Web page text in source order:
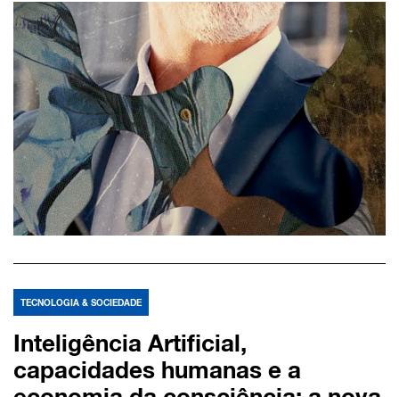
TECNOLOGIA & SOCIEDADE
Inteligência Artificial,
capacidades humanas e a